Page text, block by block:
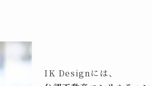
IK Designには、